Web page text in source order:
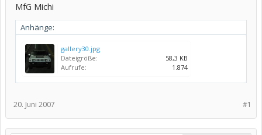
MfG Michi
Anhänge:
gallery30.jpg
Dateigröße:
58,3 KB
Aufrufe:
1.874
#1
20. Juni 2007